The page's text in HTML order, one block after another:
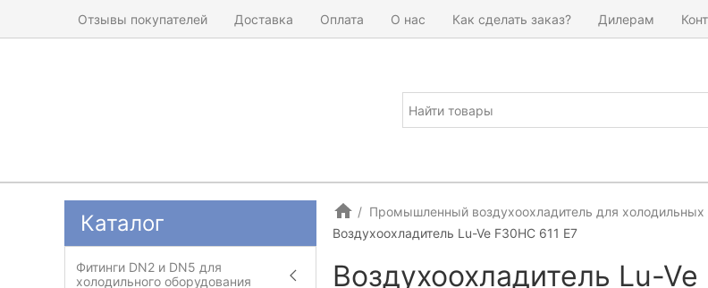
Отзывы покупателей Доставка Оплата О нас Как сделать заказ? Дилерам
Промышленный воздухоохладитель для
Воздухоохладитель Lu-Ve F30HC 611 E7
Воздухоохладитель Lu-Ve
Каталог
Фитинги DN2 и DN5 для
холодильного оборудования